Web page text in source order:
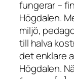
fungerar –
Högdalen.
miljö,
till halva
det enklare
Högdalen.